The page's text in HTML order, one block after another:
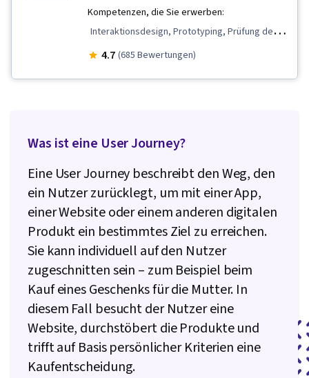
Benutzeroberfläche (UI) Design, Technische
Kommunikation, Entwurf von Systemen,
Interaktives Design, Bewegte Grafiken, Sprint-
Entwurfsdokumente, Layout Gestaltung,
Persona-Entwicklung, Menschliche Faktoren,
Lösung Design, Analyse der Wettbewerber,
Forschungsmethodologien, Informationen zum
Datenschutz, Forschungsdesign, Daten-Ethik
Kompetenzen, die Sie erwerben:
Interaktionsdesign, Prototyping, Prüfung der
Benutzerfreundlichkeit, UI/UX-Forschung,
Figma (Entwurfssoftware),
Informationsarchitektur, Design der
Benutzeroberfläche und Benutzererfahrung
(UI/UX), Attrappen, Interaktives Design,
Benutzererfahrung, Benutzeroberfläche (UI),
Benutzerfreundlichkeit, AI-Arbeitsabläufe,
Leitlinien für die Zugänglichkeit von
Webinhalten, Gestaltungselemente und -
prinzipien, Grafische und visuelle Gestaltung,
Gestaltung, Kollaborative Software,
Benutzeroberfläche (UI) Design,
Menschenzentriertes Design, Leitfäden,
4.7 (685 Bewertungen)
Was ist eine User Journey?
Eine User Journey beschreibt den Weg, den
ein Nutzer zurücklegt, um mit einer App,
einer Website oder einem anderen digitalen
Produkt ein bestimmtes Ziel zu erreichen.
Sie kann individuell auf den Nutzer
zugeschnitten sein – zum Beispiel beim
Kauf eines Geschenks für die Mutter. In
diesem Fall besucht der Nutzer eine
Website, durchstöbert die Produkte und
trifft auf Basis persönlicher Kriterien eine
Kaufentscheidung.